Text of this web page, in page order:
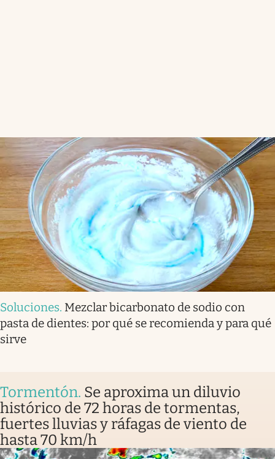
Soluciones. Mezclar bicarbonato de sodio con
pasta de dientes: por qué se recomienda y para qué
sirve
Tormentón. Se aproxima un diluvio
histórico de 72 horas de tormentas,
fuertes lluvias y ráfagas de viento de
hasta 70 km/h